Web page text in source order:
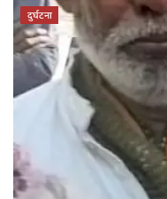
दुर्घटना